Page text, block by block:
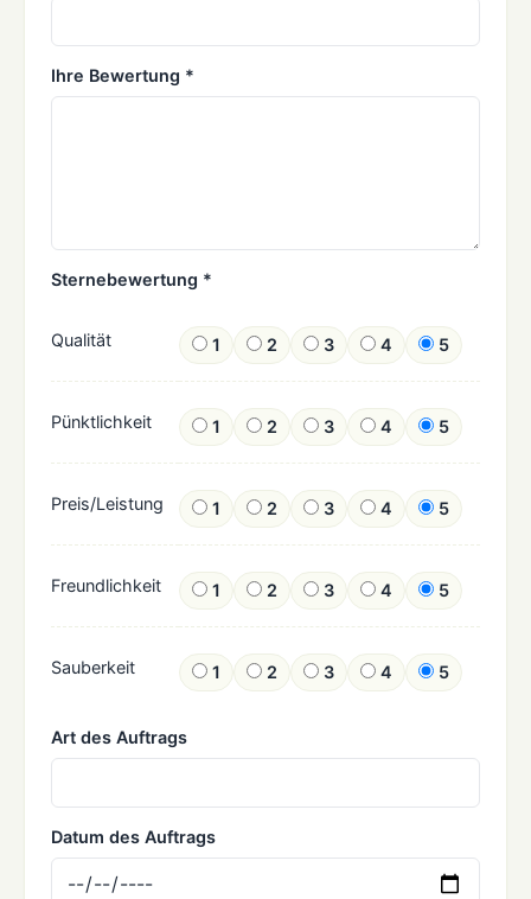
Ihre Bewertung *
Sternebewertung *
Qualität 1 2 3 4 5
Pünktlichkeit 1 2 3 4 5
Preis/Leistung 1 2 3 4 5
Freundlichkeit 1 2 3 4 5
Sauberkeit 1 2 3 4 5
Art des Auftrags
Datum des Auftrags